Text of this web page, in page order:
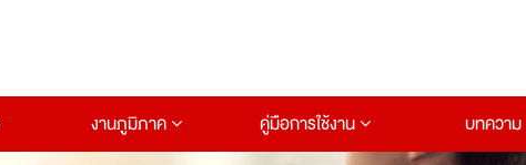
งานภูมิภาค คู่มือการใช้งาน บทความ